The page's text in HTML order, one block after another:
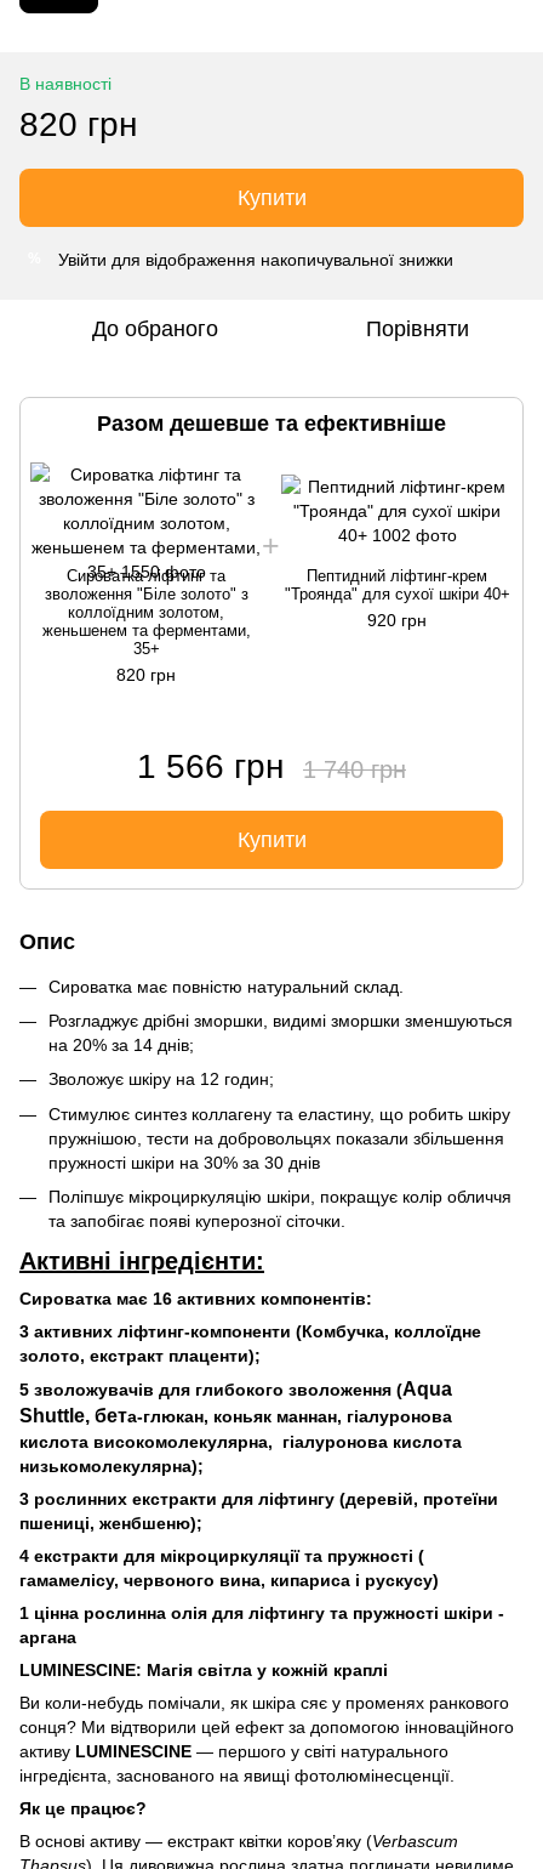
В наявності
820 грн
Купити
Увійти для відображення накопичувальної знижки
До обраного Порівняти
Разом дешевше та ефективніше
Сироватка ліфтинг та
зволоження "Біле золото" з
коллоїдним золотом,
женьшенем та ферментами,
35+
820 грн
Пептидний ліфтинг-крем
"Троянда" для сухої шкіри 40+
920 грн
1 566 грн 1 740 грн
Купити
Опис
Сироватка має повністю натуральний склад.
Розгладжує дрібні зморшки, видимі зморшки зменшуються
на 20% за 14 днів;
Зволожує шкіру на 12 годин;
Стимулює синтез коллагену та еластину, що робить шкіру
пружнішою, тести на добровольцях показали збільшення
пружності шкіри на 30% за 30 днів
Поліпшує мікроциркуляцію шкіри, покращує колір обличчя
та запобігає появі куперозної сіточки.
Активні інгредієнти:
Сироватка має 16 активних компонентів:
3 активних ліфтинг-компоненти (Комбучка, коллоїдне
золото, екстракт плаценти);
5 зволожувачів для глибокого зволоження (Aqua
Shuttle, бета-глюкан, коньяк маннан, гіалуронова
кислота високомолекулярна, гіалуронова кислота
низькомолекулярна);
3 рослинних екстракти для ліфтингу (деревій, протеїни
пшениці, женбшеню);
4 екстракти для мікроциркуляції та пружності (
гамамелісу, червоного вина, кипариса і рускусу)
1 цінна рослинна олія для ліфтингу та пружності шкіри -
аргана
LUMINESCINE: Магія світла у кожній краплі
Ви коли-небудь помічали, як шкіра сяє у променях ранкового
сонця? Ми відтворили цей ефект за допомогою інноваційного
активу LUMINESCINE — першого у світі натурального
інгредієнта, заснованого на явищі фотолюмінесценції.
Як це працює?
В основі активу — екстракт квітки коров’яку (Verbascum
Thapsus). Ця дивовижна рослина здатна поглинати невидиме